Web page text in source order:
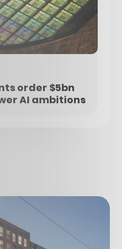
order $5bn
AI ambitions